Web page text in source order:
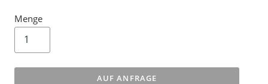
Menge
AUF ANFRAGE